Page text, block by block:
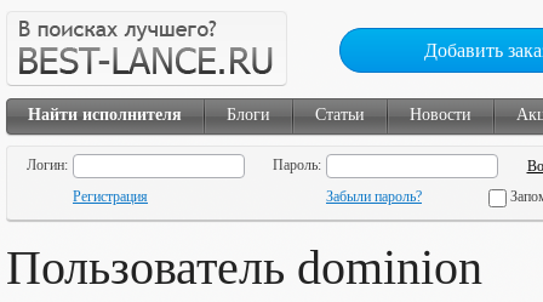
Добавить
Найти исполнителя Блоги Статьи Новости
Логин:
Пароль:
Регистрация
Забыли пароль?
Пользователь dominion